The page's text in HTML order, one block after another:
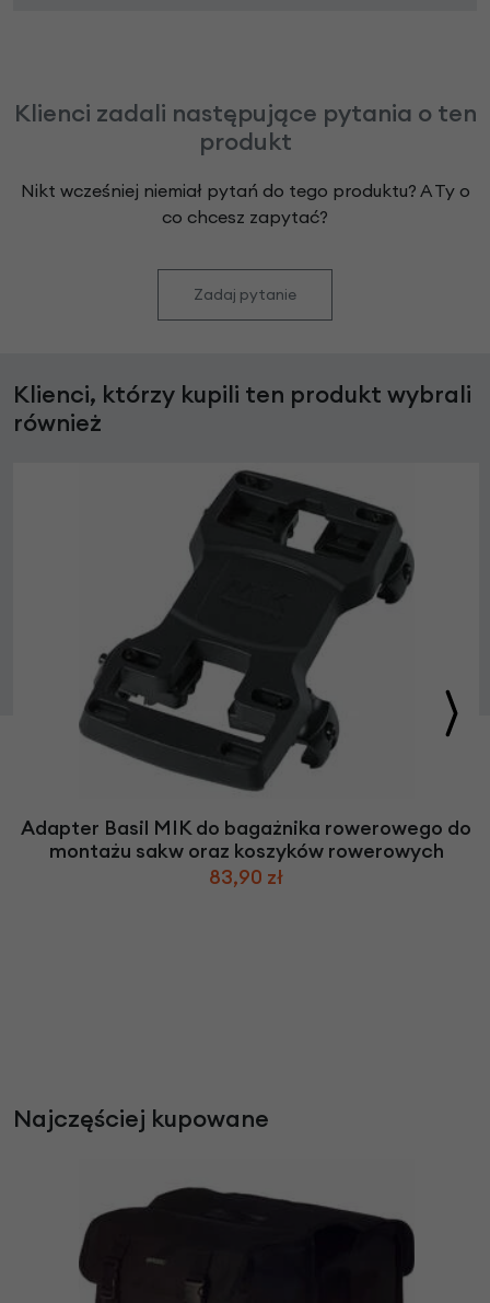
Klienci zadali następujące pytania o ten
produkt
Nikt wcześniej niemiał pytań do tego produktu? A Ty o
co chcesz zapytać?
Zadaj pytanie
Klienci, którzy kupili ten produkt wybrali
również
Adapter Basil MIK do bagażnika rowerowego do
montażu sakw oraz koszyków rowerowych
83,90 zł
Najczęściej kupowane